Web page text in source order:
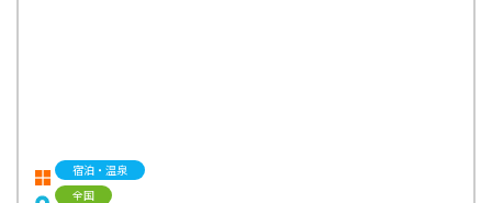
宿泊・温泉
全国